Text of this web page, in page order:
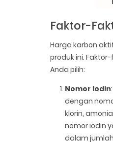
Faktor-
Harga karbon
produk ini.
Anda pilih:
Nomor Iodin
dengan
klorin,
nomor iodin
dalam